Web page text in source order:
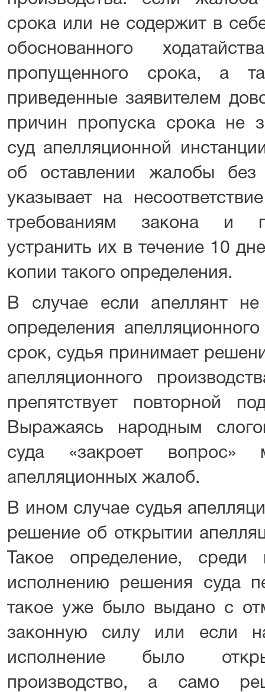
срока или не содержит в
обоснованного
пропущенного срока, а
приведенные заявителем
причин пропуска срока не
суд апелляционной
об оставлении жалобы
указывает на
требованиям закона и
устранить их в течение 10
копии такого определения.
В случае если апеллянт не
определения
срок, судья принимает
апелляционного
препятствует повторной
Выражаясь народным
суда «закроет вопрос»
апелляционных жалоб.
В ином случае судья
решение об открытии
Такое определение, среди
исполнению решения суда
такое уже было выдано с
законную силу или если
исполнение было
производство, а само